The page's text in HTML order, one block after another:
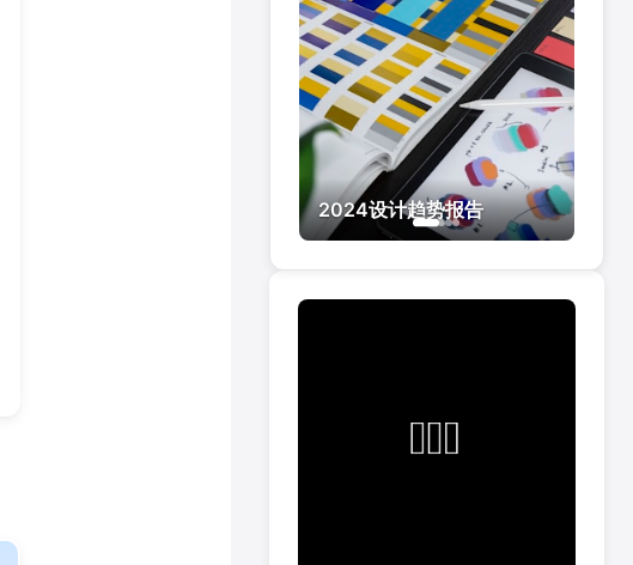
2024设计趋势报告
UI设计最佳实践
设计系统构建指南
用户体验设计课程